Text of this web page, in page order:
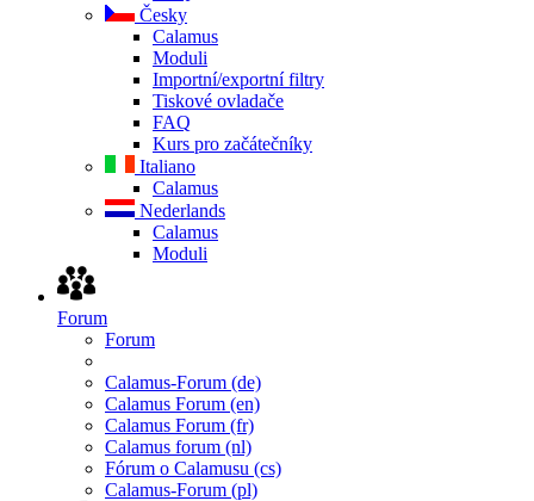
Česky
Calamus
Moduli
Importní/exportní filtry
Tiskové ovladače
FAQ
Kurs pro začátečníky
Italiano
Calamus
Nederlands
Calamus
Moduli
Forum
Forum
Calamus-Forum (de)
Calamus Forum (en)
Calamus Forum (fr)
Calamus forum (nl)
Fórum o Calamusu (cs)
Calamus-Forum (pl)